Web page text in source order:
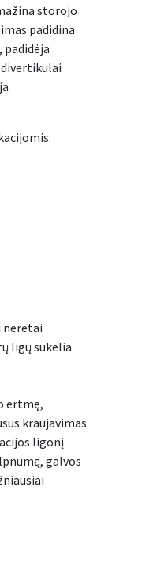
storojo
padidina
neretai
ligų sukelia
ertmę,
kraujavimas
ligonį
galvos